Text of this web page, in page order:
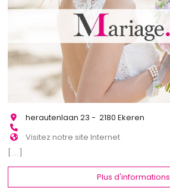
herautenlaan 23 - 2180 Ekeren
Visitez notre site Internet
[...]
Plus d'informations